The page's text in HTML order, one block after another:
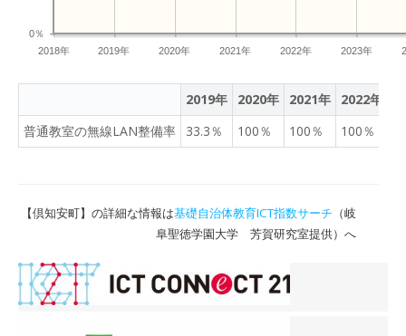
2018年 2019年 2020年 2021年 2022年 2023年
0％
2019年 2020年 2021年 2022年
普通教室の無線LAN整備率
33.3％ 100％ 100％ 100％
【倶知安町】の詳細な情報は基礎自治体教育ICT指数サーチ （岐
阜聖徳学園大学 芳賀研究室提供）へ